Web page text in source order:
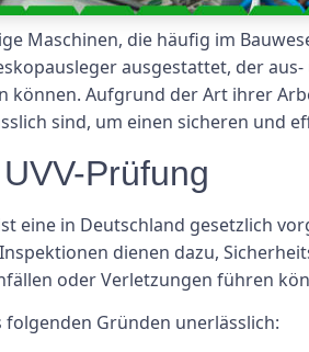
Maschinen, die häufig im
ausgestattet, der
können. Aufgrund der Art ihrer
sind, um einen sicheren und
Prüfung
eine in Deutschland gesetzlich
dienen dazu,
oder Verletzungen führen
Gründen unerlässlich: